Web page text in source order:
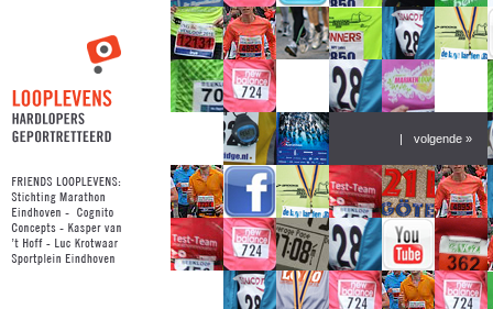
| volgende »